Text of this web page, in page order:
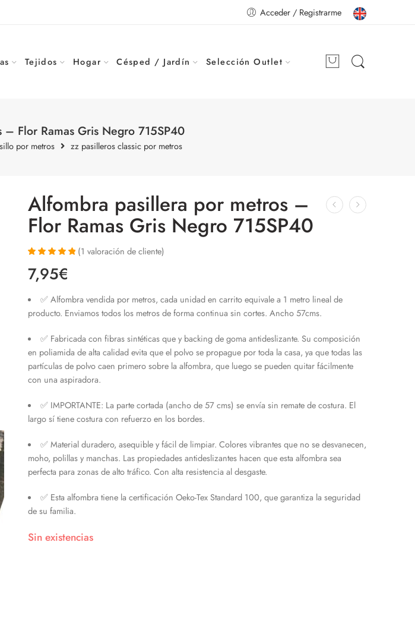
Acceder / Registrarme
Tejidos Hogar Césped / Jardín Selección Outlet
Flor Ramas Gris Negro 715SP40
por metros zz pasilleros classic por metros
Alfombra pasillera por metros –
Flor Ramas Gris Negro 715SP40
5.00de 5 en
base a
un cliente
(1 valoración de cliente)
7,95€
✅ Alfombra vendida por metros, cada unidad en carrito equivale a 1 metro lineal de
producto. Enviamos todos los metros de forma continua sin cortes. Ancho 57cms.
✅ Fabricada con fibras sintéticas que y backing de goma antideslizante. Su composición
en poliamida de alta calidad evita que el polvo se propague por toda la casa, ya que todas las
partículas de polvo caen primero sobre la alfombra, que luego se pueden quitar fácilmente
con una aspiradora.
✅ IMPORTANTE: La parte cortada (ancho de 57 cms) se envía sin remate de costura. El
largo sí tiene costura con refuerzo en los bordes.
✅ Material duradero, asequible y fácil de limpiar. Colores vibrantes que no se desvanecen,
moho, polillas y manchas. Las propiedades antideslizantes hacen que esta alfombra sea
perfecta para zonas de alto tráfico. Con alta resistencia al desgaste.
✅ Esta alfombra tiene la certificación Oeko-Tex Standard 100, que garantiza la seguridad
de su familia.
Sin existencias